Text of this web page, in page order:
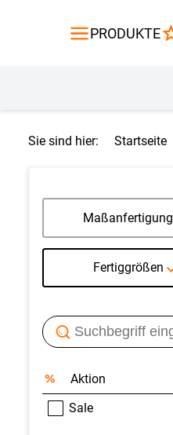
PRODUKTE
Gardinen
Sie sind hier: Startseite
Maßanfertigung
Fertiggrößen
Aktion
Sale